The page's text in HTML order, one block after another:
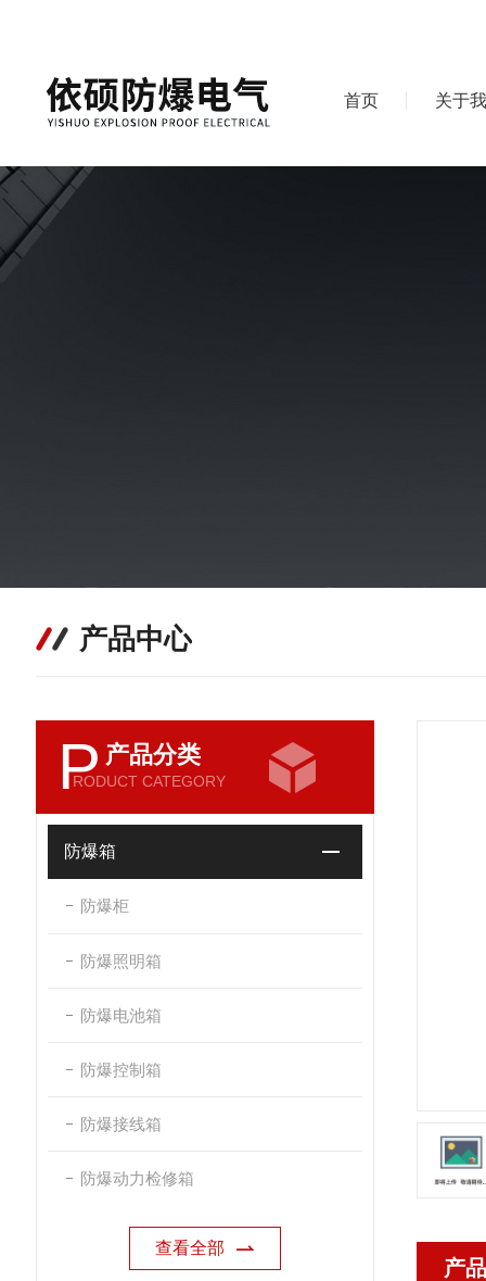
首页 关于
产品中心
P 产品分类
RODUCT CATEGORY
防爆箱
防爆柜
防爆照明箱
防爆电池箱
防爆控制箱
防爆接线箱
防爆动力检修箱
查看全部
产